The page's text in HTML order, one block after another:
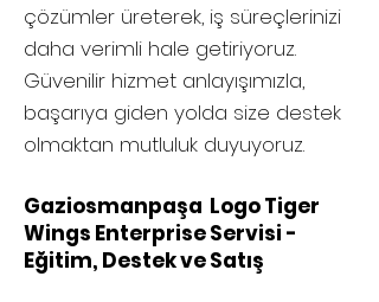
çözümler üreterek, iş süreçlerinizi
daha verimli hale getiriyoruz.
Güvenilir hizmet anlayışımızla,
başarıya giden yolda size destek
olmaktan mutluluk duyuyoruz.
Gaziosmanpaşa Logo Tiger
Wings Enterprise Servisi -
Eğitim, Destek ve Satış